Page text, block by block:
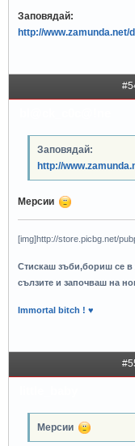
Заповядай:
http://www.zamunda.net/
Заповядай:
http://
Мерсии
[img]http://store.picbg.net/
Стискаш зъби,бориш се в
сълзите и започваш на
Immortal bitch ! ♥
Мерсии